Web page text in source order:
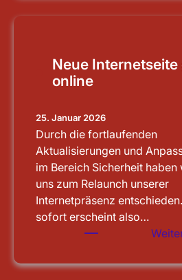
Neue Internetseite
online
25. Januar 2026
Durch die fortlaufenden
Aktualisierungen und
im Bereich Sicherheit haben
uns zum Relaunch unserer
Internetpräsenz
sofort erscheint also…